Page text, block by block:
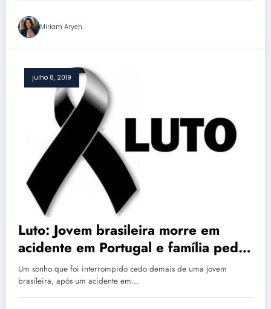
Miriam Aryeh
julho 8, 2019
Luto: Jovem brasileira morre em
acidente em Portugal e família pede
ajuda
Um sonho que foi interrompido cedo demais de uma jovem
brasileira, após um acidente em…